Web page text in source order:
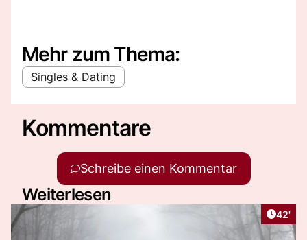
Mehr zum Thema:
Singles & Dating
Kommentare
Schreibe einen Kommentar
Weiterlesen
42'